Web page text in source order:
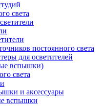
света
постоянного света
для осветителей
вспышки)
света
и аксессуары
вспышки